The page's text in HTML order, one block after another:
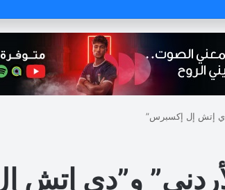
و”دي إتش إل إكسبرس”
الأردني” و”دي